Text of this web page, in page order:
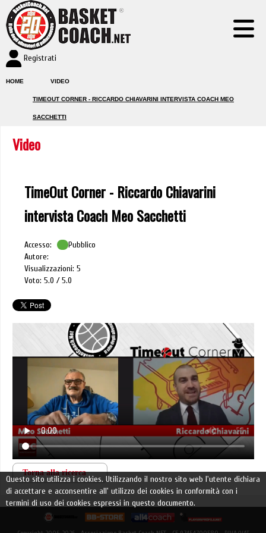
Registrati
HOME VIDEO
TIMEOUT CORNER - RICCARDO CHIAVARINI INTERVISTA COACH MEO
SACCHETTI
Video
TimeOut Corner - Riccardo Chiavarini
intervista Coach Meo Sacchetti
Accesso:
Pubblico
Autore:
Visualizzazioni: 5
Voto: 5.0
5.0
Torna alla ricerca
Questo sito utilizza i cookies. Utilizzando il nostro sito web l'utente dichiara
di accettare e acconsentire all' utilizzo dei cookies in conformità con i
termini di uso dei cookies espressi in questo documento.